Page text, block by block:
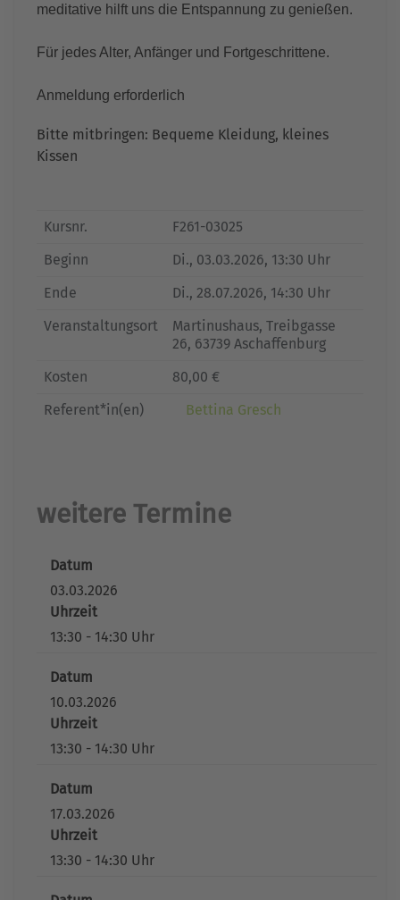
meditative hilft uns die Entspannung zu genießen.
Für jedes Alter, Anfänger und Fortgeschrittene.
Anmeldung erforderlich
Bitte mitbringen: Bequeme Kleidung, kleines
Kissen
Kursnr.
F261-03025
Beginn
Di., 03.03.2026, 13:30 Uhr
Ende
Di., 28.07.2026, 14:30 Uhr
Veranstaltungsort
Martinushaus, Treibgasse
26, 63739 Aschaffenburg
Kosten
80,00 €
Referent*in(en)
Bettina Gresch
weitere Termine
Datum
03.03.2026
Uhrzeit
13:30 - 14:30 Uhr
Datum
10.03.2026
Uhrzeit
13:30 - 14:30 Uhr
Datum
17.03.2026
Uhrzeit
13:30 - 14:30 Uhr